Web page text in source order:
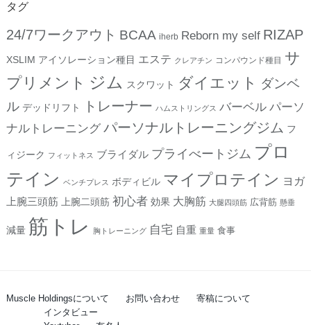
タグ
24/7ワークアウト BCAA iherb Reborn my self RIZAP
XSLIM アイソレーション種目 エステ クレアチン コンパウンド種目 サ
プリメント ジム スクワット ダイエット ダンベ
ル デッドリフト トレーナー ハムストリングス バーベル パーソ
ナルトレーニング パーソナルトレーニングジム フ
ィジーク フィットネス ブライダル プライべートジム プロ
テイン ベンチプレス ボディビル マイプロテイン ヨガ
上腕三頭筋
上腕二頭筋 初心者 効果 大胸筋 大腿四頭筋 広背筋 懸垂
減量 筋トレ 胸トレーニング 自宅 自重 重量 食事
Muscle Holdingsについて お問い合わせ
寄稿について
インタビュー